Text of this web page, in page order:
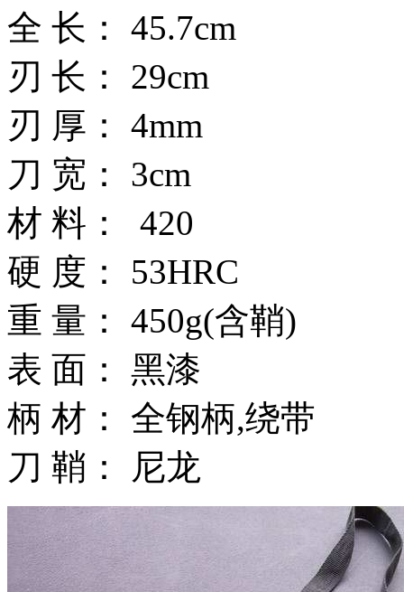
全 长： 45.7cm
刃 长： 29cm
刃 厚： 4mm
刀 宽： 3cm
材 料： 420
硬 度： 53HRC
重 量： 450g(含鞘)
表 面： 黑漆
柄 材： 全钢柄,绕带
刀 鞘： 尼龙